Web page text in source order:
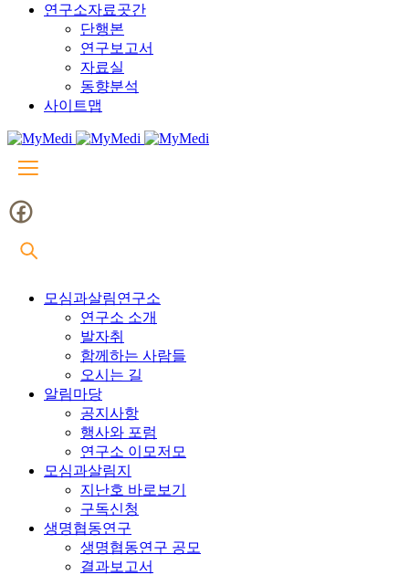
연구소자료곳간
단행본
연구보고서
자료실
동향분석
사이트맵
모심과살림연구소
연구소 소개
발자취
함께하는 사람들
오시는 길
알림마당
공지사항
행사와 포럼
연구소 이모저모
모심과살림지
지난호 바로보기
구독신청
생명협동연구
생명협동연구 공모
결과보고서